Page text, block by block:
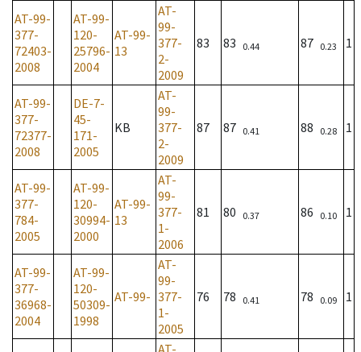
AT-99-
377-
72403-
2008
AT-99-
120-
25796-
2004
AT-99-
13
AT-
99-
377-
2-
2009
83 83 0.44 87 0.23 1
AT-99-
377-
72377-
2008
DE-7-
45-
171-
2005
KB
AT-
99-
377-
2-
2009
87 87 0.41 88 0.28 1
AT-99-
377-
784-
2005
AT-99-
120-
30994-
2000
AT-99-
13
AT-
99-
377-
1-
2006
81 80 0.37 86 0.10 1
AT-99-
377-
36968-
2004
AT-99-
120-
50309-
1998
AT-99-
AT-
99-
377-
1-
2005
76 78 0.41 78 0.09 1